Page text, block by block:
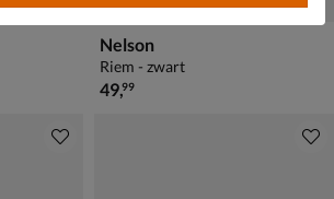
Nelson
Riem - zwart
€ 49,99
49,99